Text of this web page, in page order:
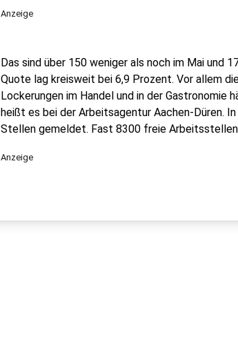
Anzeige
Das sind über 150 weniger als noch im Mai und
Quote lag kreisweit bei 6,9 Prozent. Vor allem
Lockerungen im Handel und in der
heißt es bei der Arbeitsagentur Aachen-Düren.
Stellen gemeldet. Fast 8300 freie
Anzeige